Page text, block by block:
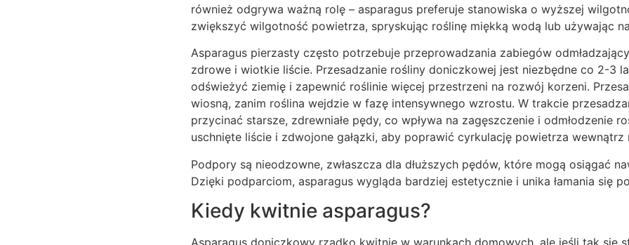
również odgrywa ważną rolę – asparagus preferuje stanowiska o wyższej
zwiększyć wilgotność powietrza, spryskując roślinę miękką wodą lub używając
Asparagus pierzasty często potrzebuje przeprowadzania zabiegów
zdrowe i wiotkie liście. Przesadzanie rośliny doniczkowej jest niezbędne co 2-3
odświeżyć ziemię i zapewnić roślinie więcej przestrzeni na rozwój korzeni.
wiosną, zanim roślina wejdzie w fazę intensywnego wzrostu. W trakcie
przycinać starsze, zdrewniałe pędy, co wpływa na zagęszczenie i odmłodzenie
uschnięte liście i zdwojone gałązki, aby poprawić cyrkulację powietrza wewnątrz
Podpory są nieodzowne, zwłaszcza dla dłuższych pędów, które mogą osiągać
Dzięki podparciom, asparagus wygląda bardziej estetycznie i unika łamania się
Kiedy kwitnie asparagus?
Asparagus doniczkowy rzadko kwitnie w warunkach domowych, ale jeśli tak się